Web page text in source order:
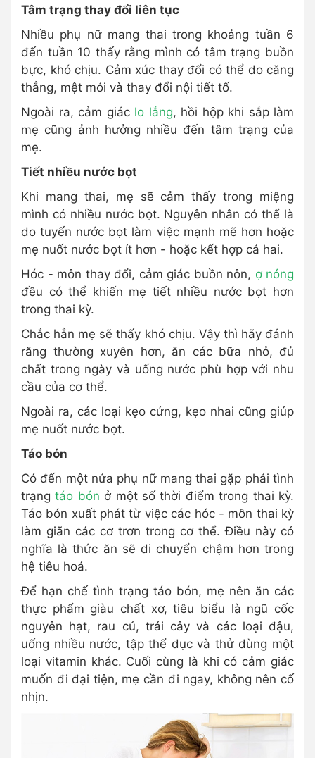
Tâm trạng thay đổi liên tục
Nhiều phụ nữ mang thai trong khoảng tuần 6
đến tuần 10 thấy rằng mình có tâm trạng buồn
bực, khó chịu. Cảm xúc thay đổi có thể do căng
thẳng, mệt mỏi và thay đổi nội tiết tố.
Ngoài ra, cảm giác lo lắng, hồi hộp khi sắp làm
mẹ cũng ảnh hưởng nhiều đến tâm trạng của
mẹ.
Tiết nhiều nước bọt
Khi mang thai, mẹ sẽ cảm thấy trong miệng
mình có nhiều nước bọt. Nguyên nhân có thể là
do tuyến nước bọt làm việc mạnh mẽ hơn hoặc
mẹ nuốt nước bọt ít hơn - hoặc kết hợp cả hai.
Hóc - môn thay đổi, cảm giác buồn nôn, ợ nóng
đều có thể khiến mẹ tiết nhiều nước bọt hơn
trong thai kỳ.
Chắc hẳn mẹ sẽ thấy khó chịu. Vậy thì hãy đánh
răng thường xuyên hơn, ăn các bữa nhỏ, đủ
chất trong ngày và uống nước phù hợp với nhu
cầu của cơ thể.
Ngoài ra, các loại kẹo cứng, kẹo nhai cũng giúp
mẹ nuốt nước bọt.
Táo bón
Có đến một nửa phụ nữ mang thai gặp phải tình
trạng táo bón ở một số thời điểm trong thai kỳ.
Táo bón xuất phát từ việc các hóc - môn thai kỳ
làm giãn các cơ trơn trong cơ thể. Điều này có
nghĩa là thức ăn sẽ di chuyển chậm hơn trong
hệ tiêu hoá.
Để hạn chế tình trạng táo bón, mẹ nên ăn các
thực phẩm giàu chất xơ, tiêu biểu là ngũ cốc
nguyên hạt, rau củ, trái cây và các loại đậu,
uống nhiều nước, tập thể dục và thử dùng một
loại vitamin khác. Cuối cùng là khi có cảm giác
muốn đi đại tiện, mẹ cần đi ngay, không nên cố
nhịn.